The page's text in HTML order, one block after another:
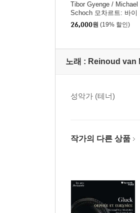
Tibor Gyenge / Michael
Schoch 모차르트: 바이
올린 소나타집 (Mozart:
Violin Sonatas) [SACD
26,000원 (19% 할인)
노래 : Reinoud van
성악가 (테너)
작가의 다른 상품